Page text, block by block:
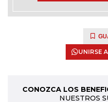
UNIRSE
CONOZCA LOS
NUESTROS